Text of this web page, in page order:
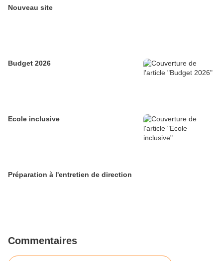
Nouveau site
Budget 2026
Ecole inclusive
Préparation à l'entretien de direction
Commentaires